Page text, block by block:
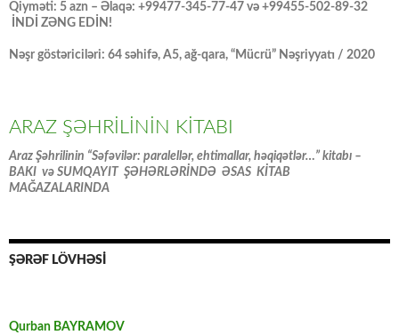
Qiyməti: 5 azn – Əlaqə: +99477-345-77-47 və +99455-502-89-32
İNDİ ZƏNG EDİN!
Nəşr göstəriciləri: 64 səhifə, A5, ağ-qara, “Mücrü” Nəşriyyatı / 2020
ARAZ ŞƏHRİLİNİN KİTABI
Araz Şəhrilinin “Səfəvilər: paralellər, ehtimallar, həqiqətlər…” kitabı –
BAKI və SUMQAYIT ŞƏHƏRLƏRİNDƏ ƏSAS KİTAB
MAĞAZALARINDA
ŞƏRƏF LÖVHƏSİ
Qurban BAYRAMOV